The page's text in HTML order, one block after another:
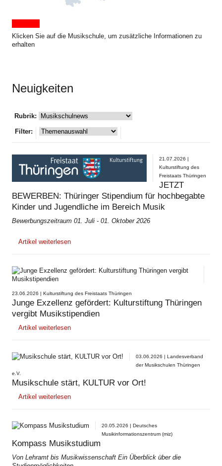
Klicken Sie auf die Musikschule, um zusätzliche Informationen zu
erhalten
Neuigkeiten
Rubrik:
Filter:
21.07.2026 |
Kulturstiftung des
Freistaats Thüringen
JETZT
BEWERBEN: Thüringer Stipendium für hochbegabte
Kinder und Jugendliche im Bereich Musik
Bewerbungszeitraum 01. Juli - 01. Oktober 2026
Artikel weiterlesen
23.06.2026 | Kulturstiftung des Freistaats Thüringen
Junge Exzellenz gefördert: Kulturstiftung Thüringen
vergibt Musikstipendien
Artikel weiterlesen
03.06.2026 | Landesverband
der Musikschulen Thüringen
e.V.
Musikschule stärt, KULTUR vor Ort!
Artikel weiterlesen
20.05.2026 | Deutsches
Musikinformationszentrum (miz)
Kompass Musikstudium
Von Lehramt bis Musikwissenschaft Ein Überblick über die